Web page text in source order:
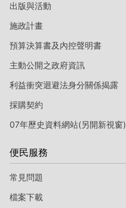
出版與活動
施政計畫
預算決算書及內控聲明書
主動公開之政府資訊
利益衝突迴避法身分關係揭露
採購契約
07年歷史資料網站(另開新視窗)
便民服務
常見問題
檔案下載